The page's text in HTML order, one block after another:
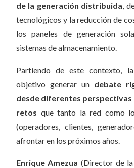
de la generación distribuida,
tecnológicos y la reducción de
los paneles de generación
sistemas de almacenamiento.
Partiendo de este contexto,
objetivo generar un debate
desde diferentes
retos que tanto la red como
(operadores, clientes,
afrontar en los próximos años.
Enrique Amezua (Director de la